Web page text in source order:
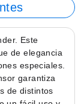
Este
de elegancia
especiales.
garantiza
de distintos